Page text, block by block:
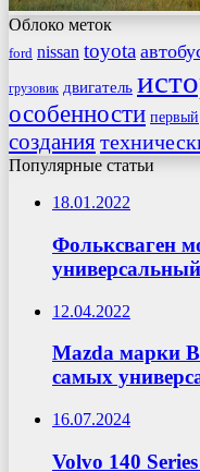
Облоко меток
ford nissan toyota
грузовик двигатель
особенности первый
создания
Популярные статьи
18.01.2022
Фольксваген
12.04.2022
Mazda марки
самых
16.07.2024
Volvo 140